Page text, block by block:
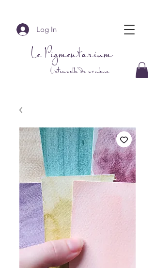
Log In
Le Pigmentarium
L'étincelle de couleur